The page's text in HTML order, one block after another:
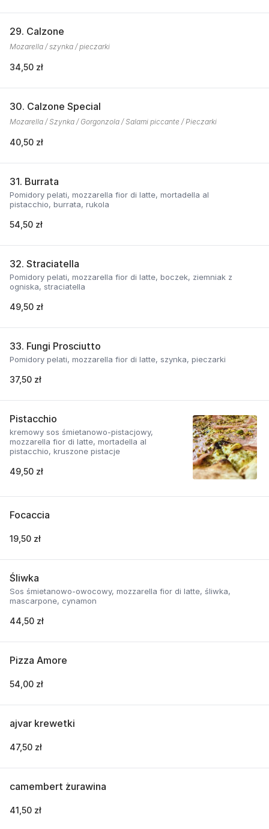
29. Calzone
Mozarella / szynka / pieczarki
34,50 zł
30. Calzone Special
Mozarella / Szynka / Gorgonzola / Salami piccante / Pieczarki
40,50 zł
31. Burrata
Pomidory pelati, mozzarella fior di latte, mortadella al
pistacchio, burrata, rukola
54,50 zł
32. Straciatella
Pomidory pelati, mozzarella fior di latte, boczek, ziemniak z
ogniska, straciatella
49,50 zł
33. Fungi Prosciutto
Pomidory pelati, mozzarella fior di latte, szynka, pieczarki
37,50 zł
Pistacchio
kremowy sos śmietanowo-pistacjowy,
mozzarella fior di latte, mortadella al
pistacchio, kruszone pistacje
49,50 zł
Focaccia
19,50 zł
Śliwka
Sos śmietanowo-owocowy, mozzarella fior di latte, śliwka,
mascarpone, cynamon
44,50 zł
Pizza Amore
54,00 zł
ajvar krewetki
47,50 zł
camembert żurawina
41,50 zł